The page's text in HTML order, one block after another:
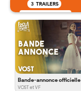
3 TRAILERS
Bande-annonce officielle
VOST et VF